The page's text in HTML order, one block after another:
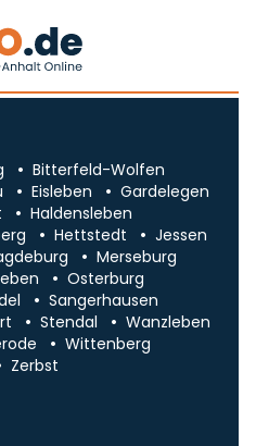
Bitterfeld-Wolfen
Eisleben
Gardelegen
Haldensleben
Hettstedt
Jessen
Merseburg
Osterburg
Sangerhausen
Stendal
Wanzleben
Wittenberg
Zerbst